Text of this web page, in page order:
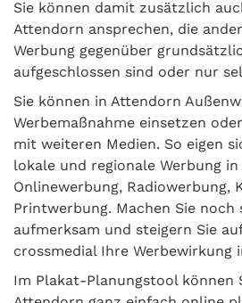
Sie können damit zusätzlich
Attendorn ansprechen, die
Werbung gegenüber
aufgeschlossen sind oder nur
Sie können in Attendorn
Werbemaßnahme einsetzen
mit weiteren Medien. So eigen
lokale und regionale Werbung
Onlinewerbung, Radiowerbung,
Printwerbung. Machen Sie noch
aufmerksam und steigern Sie
crossmedial Ihre Werbewirkung
Im Plakat-Planungstool können